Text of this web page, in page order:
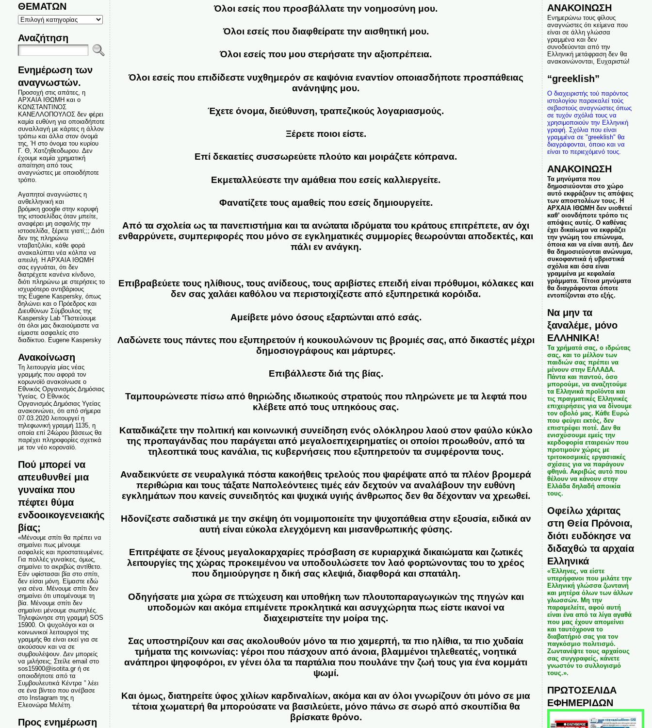
ΘΕΜΑΤΩΝ
ΚΑΤΗΓΟΡΙΕΣ
ΘΕΜΑΤΩΝ
Αναζήτηση
Ενημέρωση των
αναγνωστών.
Προσοχή στις απάτες, η
ΑΡΧΑΙΑ ΙΘΩΜΗ και ο
ΚΩΝΣΤΑΝΤΙΝΟΣ
ΚΑΝΕΛΛΟΠΟΥΛΟΣ δεν φέρει
καμία ευθύνη για οποιαδήποτε
συναλλαγή με κάρτες η άλλον
τρόπω και άλλα στον όνομά
της, Ή στο όνομα του κυρίου
Γ. Θ, Χατζηθεοδωρου. Δεν
έχουμε καμία χρηματική
απαίτηση από τους
αναγνώστες με οποιοδήποτε
τρόπο.
Αγαπητοί αναγνώστες η
ανθελληνική και
βρόμικη google στην κορυφή
της ιστοσελίδας όταν μπείτε,
αναφέρει μη ασφαλής την
ιστοσελίδα, ξέρετε γιατί;;; Διότι
δεν της πληρώνω
νταβατζιλίκι, κάθε φορά
ανακαλύπτει νέα κόλπα να
απειλή. Η ΑΡΧΑΙΑ ΙΘΩΜΗ
σας εγγυάται, ότι δεν
διατρέχετε κανένα κίνδυνο,
διότι πληρώνω με στερήσεις το
ισχυρότερο αντιβάριους
της Eugene Kaspersky, όπως
δηλώνει και ο Πρόεδρος και
Διευθύνων Σύμβουλος της
Kaspersky Lab "Πιστεύουμε
ότι όλοι μας δικαιούμαστε να
είμαστε ασφαλείς στο
διαδίκτυο. Eugene Kaspersky
Ανακοίνωση
Τη λειτουργία μίας νέας
γραμμής που αφορά τον
κορωνοϊό ανακοίνωσε ο
Εθνικός Οργανισμός Δημόσιας
Υγείας. Ο Εθνικός
Οργανισμός Δημόσιας Υγείας
ανακοινώνει, ότι από σήμερα
07.03.2020 λειτουργεί η
τηλεφωνική γραμμή 1135, η
οποία επί 24ώρου βάσεως θα
παρέχει πληροφορίες σχετικά
με τον νέο κοροναϊό.
Πού μπορεί να
απευθυνθεί μια
γυναίκα που
πέφτει θύμα
ενδοοικογενειακής
βίας;
«Μένουμε σπίτι θα πρέπει να
σημαίνει πως μένουμε
ασφαλείς και προστατευμένες.
Για πολλές γυναίκες, όμως,
σημαίνει το ακριβώς αντίθετο.
Εάν υφίστασαι βία στο σπίτι,
δεν είσαι μόνη. Είμαστε εδώ
για σένα. Μένουμε σπίτι δεν
σημαίνει ότι υπομένουμε τη
βία. Μένουμε σπίτι δεν
σημαίνει μένουμε σιωπηλές.
Τηλεφώνησε στη γραμμή SOS
15900. Οι ψυχολόγοι και οι
κοινωνικοί λειτουργοί της
γραμμής θα είναι εκεί για σε
ακούσουν και να σε
συμβουλέψουν. Δεν μπορείς
να μιλήσεις; Στείλε email στο
sos15900@isotita.gr ή σε
οποιοδήποτε από τα
Συμβουλευτικά Κέντρα ” λέει
σε ένα βίντεο που ανέβασε
στο Instagram της η
Ελεονώρα Μελέτη.
Προς ενημέρωση
Όλοι εσείς που προσβάλλατε την νοημοσύνη μου.
Όλοι εσείς που διαφθείρατε την αισθητική μου.
Όλοι εσείς που μου στερήσατε την αξιοπρέπεια.
Όλοι εσείς που επιδίδεστε νυχθημερόν σε καψόνια εναντίον οποιασδήποτε προσπάθειας
ανάνηψης μου.
Έχετε όνομα, διεύθυνση, τραπεζικούς λογαριασμούς.
Ξέρετε ποιοι είστε.
Επί δεκαετίες συσσωρεύετε πλούτο και μοιράζετε κόπρανα.
Εκμεταλλεύεστε την αμάθεια που εσείς καλλιεργείτε.
Φανατίζετε τους αμαθείς που εσείς δημιουργείτε.
Από τα σχολεία ως τα πανεπιστήμια και τα ανώτατα ιδρύματα του κράτους επιτρέπετε, αν όχι
ενθαρρύνετε, συμπεριφορές που μόνο σε εγκληματικές συμμορίες θεωρούνται αποδεκτές, και
πάλι εν ανάγκη.
Επιβραβεύετε τους ηλίθιους, τους ανίδεους, τους αριβίστες επειδή είναι πρόθυμοι, κόλακες και
δεν σας χαλάει καθόλου να περιστοιχίζεστε από εξυπηρετικά κορόιδα.
Αμείβετε μόνο όσους εξαρτώνται από εσάς.
Λαδώνετε τους πάντες που εξυπηρετούν ή κουκουλώνουν τις βρομιές σας, από δικαστές μέχρι
δημοσιογράφους και μάρτυρες.
Επιβάλλεστε διά της βίας.
Ταμπουρώνεστε πίσω από θηριώδης ιδιωτικούς στρατούς που πληρώνετε με τα λεφτά που
κλέβετε από τους υπηκόους σας.
Καταδικάζετε την πολιτική και κοινωνική συνείδηση ενός ολόκληρου λαού στον φαύλο κύκλο
της προπαγάνδας που παράγεται από μεγαλοεπιχειρηματίες οι οποίοι προωθούν, από τα
τηλεοπτικά τους κανάλια, τις κυβερνήσεις που εξυπηρετούν τα συμφέροντα τους.
Αναδεικνύετε σε νευραλγικά πόστα κακοήθεις τρελούς που ψαρέψατε από τα πλέον βρομερά
περιθώρια και τους τάξατε Ναπολεόντειες τιμές εάν δεχτούν να αναλάβουν την ευθύνη
εγκλημάτων που κανείς συνειδητός και ψυχικά υγιής άνθρωπος δεν θα δέχονταν να χρεωθεί.
Ηδονίζεστε σαδιστικά με την σκέψη ότι νομιμοποιείτε την ψυχοπάθεια στην εξουσία, ειδικά αν
αυτή είναι εύκολα ελεγχόμενη και μισανθρωπικής φύσης.
Επιτρέψατε σε ξένους μεγαλοκαρχαρίες πρόσβαση σε κυριαρχικά δικαιώματα και ζωτικές
λειτουργίες της χώρας προκειμένου να υποδουλώσετε τον λαό φορτώνοντας του το χρέος
που δημιούργησε η δική σας κλεψιά, διαφθορά και σπατάλη.
Οδηγήσατε μια χώρα σε πτώχευση και υποθήκη των πλουτοπαραγωγικών της πηγών και
υποδομών και ακόμα επιμένετε προκλητικά και ασυγχώρητα πως είστε ικανοί να
διαχειριστείτε την μοίρα της.
Σας υποστηρίζουν και σας ακολουθούν μόνο τα πιο χαμερπή, τα πιο ηλίθια, τα πιο χυδαία
τμήματα της κοινωνίας: γέροι που πάσχουν από άνοια, βλαμμένοι τηλεθεατές, νοητικά
ανάπηροι ψηφοφόροι, εν γένει όλα τα παρτάλια που πουλάνε την ζωή τους για ένα κομμάτι
ψωμί.
Και όμως, διατηρείτε ύφος χιλίων καρδιναλίων, ακόμα και αν όλοι γνωρίζουν ότι μόνο σε μια
τέτοια χωματερή θα μπορούσατε να βασιλεύετε, μόνο πάνω σε σωρό από σκουπίδια θα
βρίσκατε θρόνο.
ΑΝΑΚΟΙΝΩΣΗ
Ενημερώνω τους φίλους
αναγνώστες ότι κείμενα που
είναι σε άλλη γλώσσα
γραμμένα και δεν
συνοδεύονται από την
Ελληνική μετάφραση δεν θα
ανακοινώνονται, Ευχαριστώ!
“greeklish”
Ο διαχειριστής τού παρόντος
ιστολογίου παρακαλεί τούς
σεβαστούς αναγνώστες όπως
σε τυχόν σχόλιά τους να
χρησιμοποιούν την Ελληνική
γραφή. Σχόλια που είναι
γραμμένα σε "greeklish" θα
διαγράφονται, όποιο και να
είναι το περιεχόμενό τους.
ΑΝΑΚΟΙΝΩΣΗ
Τα μηνύματα που
δημοσιεύονται στο χώρο
αυτό εκφράζουν τις απόψεις
των αποστολέων τους. Η
ΑΡΧΑΙΑ ΙΘΩΜΗ δεν υιοθετεί
καθ’ οιονδήποτε τρόπο τις
απόψεις αυτές. Ο καθένας
έχει δικαίωμα να εκφράζει
την γνώμη του επώνυμα,
όποια και να είναι αυτή. Δεν
θα δημοσιεύονται ανώνυμα,
συκοφαντικά ή υβριστικά
σχόλια και όσα είναι
γραμμένα με κεφαλαία
γράμματα. Τέτοια μηνύματα
θα διαγράφονται όποτε
εντοπίζονται στο εξής.
Να μην τα
ξαναλέμε, μόνο
ΕΛΛΗΝΙΚΑ!
Τα χρήματά σας, ο ιδρώτας
σας, και το μέλλον των
παιδιών σας πρέπει να
μένουν στην ΕΛΛΑΔΑ.
Πάντα και παντού, όσο
μπορούμε, να αναζητούμε
τα Ελληνικά προϊόντα και
τις πραγματικές Ελληνικές
επιχειρήσεις για να δίνουμε
τον οβολό μας. Κάθε Ευρώ
που φεύγει εκτός, δεν
επιστρέφει ποτέ. Δεν θα
ενισχύσουμε εμείς την
κερδοφορία εταιρειών που
προτιμούν χώρες με
τριτοκοσμικές εργασιακές
σχέσεις για να παράγουν
φθηνά. Ακριβώς αυτό που
θέλουν να κάνουν στην
Ελλάδα δηλαδή αποικία
τους.
Οφείλω χάριτας
στη Θεία Πρόνοια,
διότι ευδόκησε να
διδαχθώ τα αρχαία
Ελληνικά
«Έλληνες, να είστε
υπερήφανοι που μιλάτε την
Ελληνική γλώσσα ζωντανή
και μητέρα όλων των άλλων
γλωσσών. Μη την
παραμελείτε, αφού αυτή
είναι ένα από τα λίγα αγαθά
που μας έχουν απομείνει
και ταυτόχρονα το
διαβατήριό σας για τον
παγκόσμιο πολιτισμό.
Ζωντανέψτε τους αρχαίους
σας συγγραφείς, κάνετε
γνωστόν το συλλογισμό
τους.».
ΠΡΩΤΟΣΕΛΙΔΑ
ΕΦΗΜΕΡΙΔΩΝ